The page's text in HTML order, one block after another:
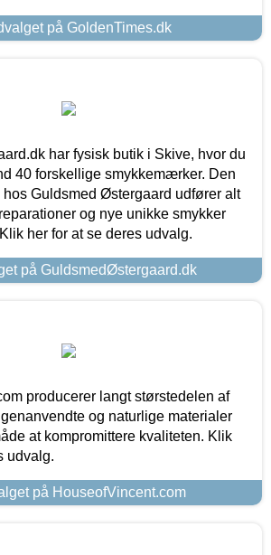
på GoldenTimes.dk
har fysisk butik i Skive, hvor du
40 forskellige smykkemærker. Den
Guldsmed Østergaard udfører alt
og nye unikke smykker
her for at se deres udvalg.
på GuldsmedØstergaard.dk
producerer langt størstedelen af
og naturlige materialer
at kompromittere kvaliteten. Klik
udvalg.
på HouseofVincent.com